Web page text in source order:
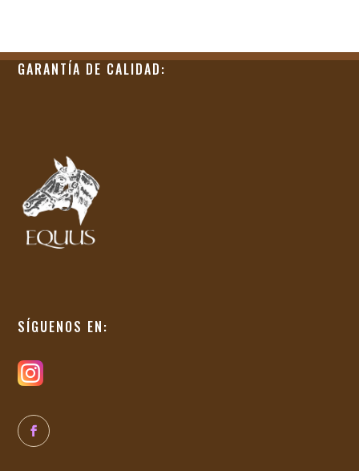
GARANTÍA DE CALIDAD:
SÍGUENOS EN: